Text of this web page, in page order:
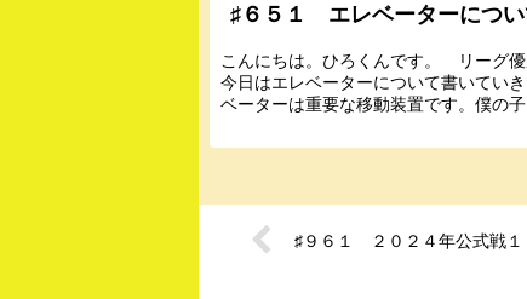
♯６５１ エレベーターにつ
こんにちは。ひろくんです。 リーグ
今日はエレベーターについて書いてい
ベーターは重要な移動装置です。僕の
♯９６１ ２０２４年公式戦